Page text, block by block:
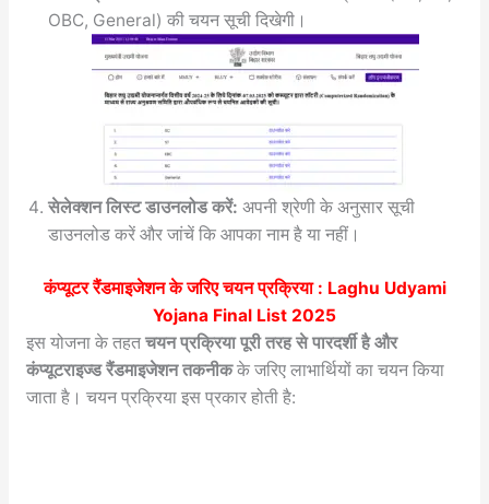
OBC, General) की चयन सूची दिखेगी।
सेलेक्शन लिस्ट डाउनलोड करें: अपनी श्रेणी के अनुसार सूची
डाउनलोड करें और जांचें कि आपका नाम है या नहीं।
कंप्यूटर रैंडमाइजेशन के जरिए चयन प्रक्रिया : Laghu Udyami
Yojana Final List 2025
इस योजना के तहत चयन प्रक्रिया पूरी तरह से पारदर्शी है और
कंप्यूटराइज्ड रैंडमाइजेशन तकनीकके जरिए लाभार्थियों का चयन किया
जाता है। चयन प्रक्रिया इस प्रकार होती है: